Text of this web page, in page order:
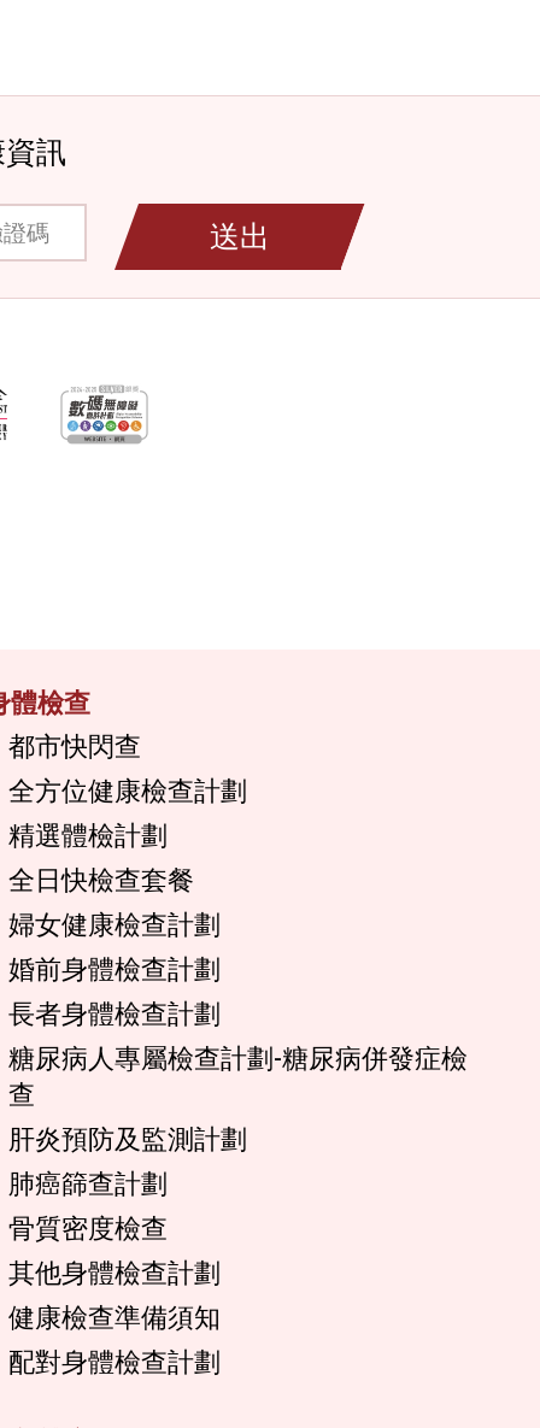
訊
送出
體檢查
都市快閃查
全方位健康檢查計劃
精選體檢計劃
全日快檢查套餐
婦女健康檢查計劃
婚前身體檢查計劃
長者身體檢查計劃
糖尿病人專屬檢查計劃-糖尿病併發症檢
查
肝炎預防及監測計劃
肺癌篩查計劃
骨質密度檢查
其他身體檢查計劃
健康檢查準備須知
配對身體檢查計劃